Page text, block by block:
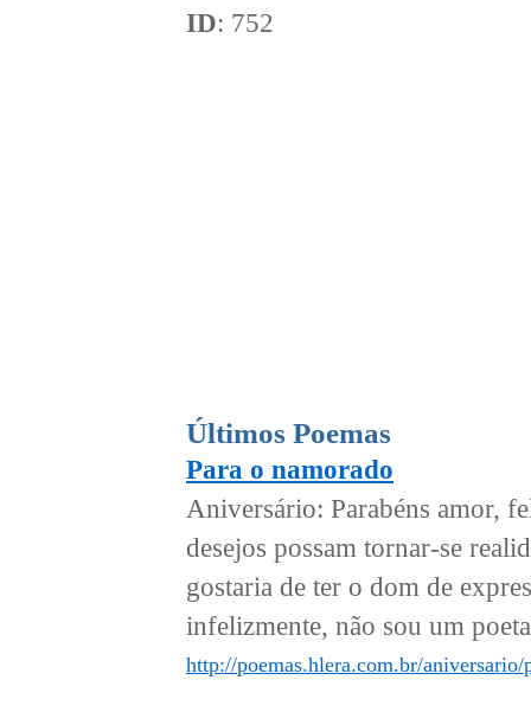
ID: 752
Últimos Poemas
Para o namorado
Aniversário: Parabéns amor,
desejos possam tornar-se
gostaria de ter o dom de
infelizmente, não sou um
http://poemas.hlera.com.br/aniversario/